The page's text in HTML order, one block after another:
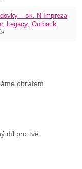
– sk. N Impreza
Legacy, Outback
obratem
díl pro tvé